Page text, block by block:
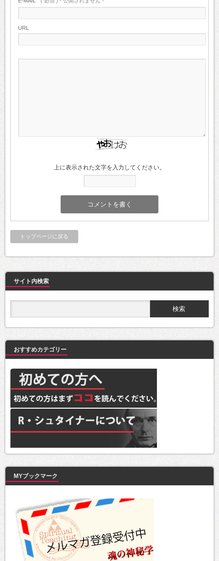
URL
上に表示された文字を入力してください。
トップページに戻る
サイト内検索
おすすめカテゴリー
MYブックマーク